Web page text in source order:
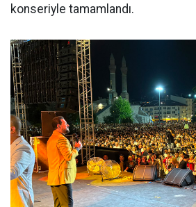
konseriyle tamamlandı.